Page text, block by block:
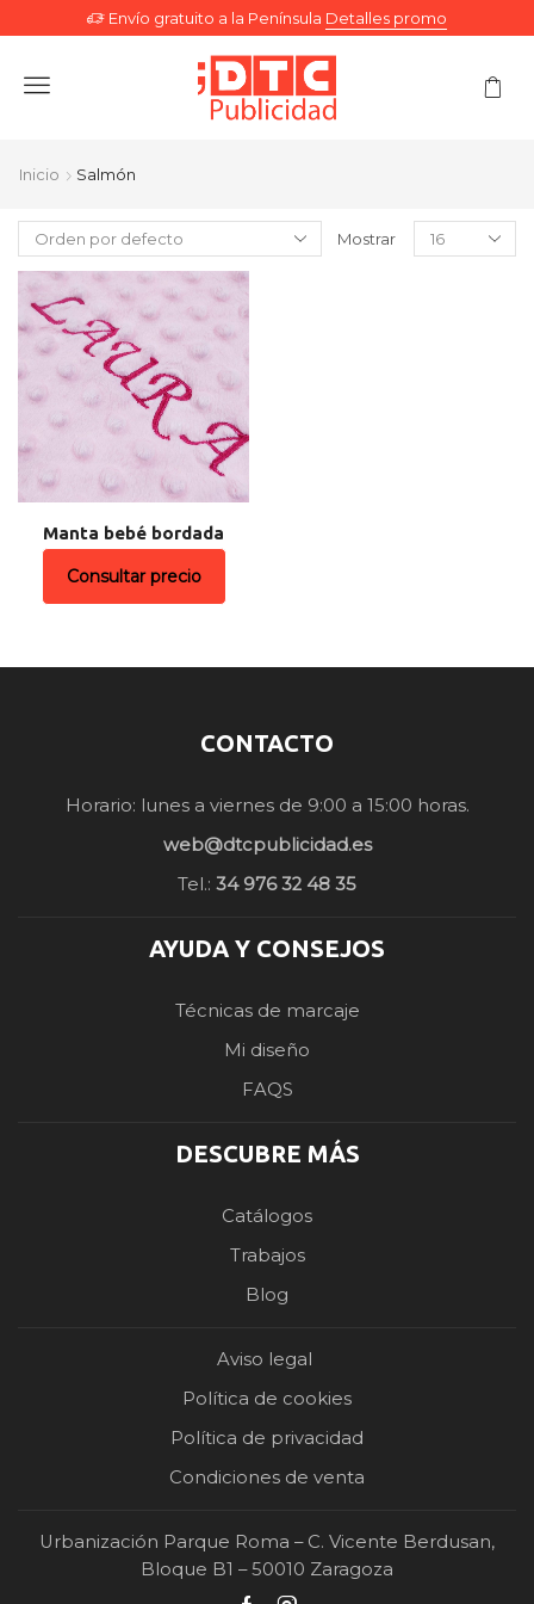
Envío gratuito a la Península Detalles promo
Menu
Inicio Salmón
Mostrar
Manta bebé bordada
Consultar precio
CONTACTO
Horario: lunes a viernes de 9:00 a 15:00 horas.
web@dtcpublicidad.es
Tel.: 34 976 32 48 35
AYUDA Y CONSEJOS
Técnicas de marcaje
Mi diseño
FAQS
DESCUBRE MÁS
Catálogos
Trabajos
Blog
Aviso legal
Política de cookies
Política de privacidad
Condiciones de venta
Urbanización Parque Roma – C. Vicente Berdusan,
Bloque B1 – 50010 Zaragoza